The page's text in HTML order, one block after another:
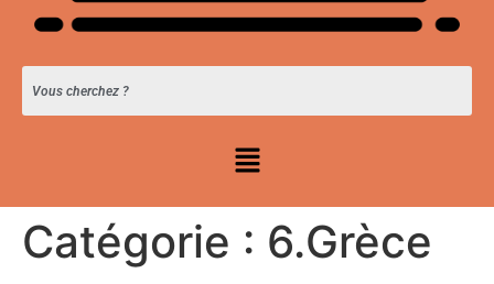
Catégorie : 6.Grèce